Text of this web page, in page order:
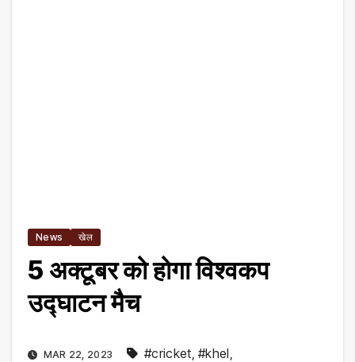
News खेल
5 अक्‍टूबर को होगा विश्वकप
उद्घाटन मैच
MAR 22, 2023 #cricket ,#khel